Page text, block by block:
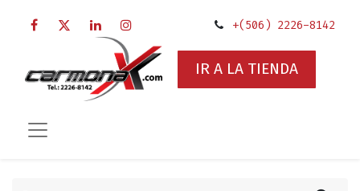
+(506) 2226-8142
IR A LA TIENDA